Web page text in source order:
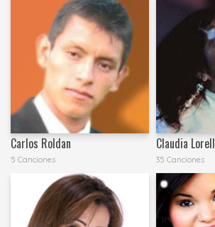
Carlos Roldan
5 Canciones
Claudia
35 Canciones